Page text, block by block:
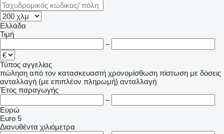
Ελλάδα
Τιμή
–
Τύπος αγγελίας
πώληση από τον κατασκευαστή χρονομίσθωση πίστωση με δόσεις
ανταλλαγή (με επιπλέον πληρωμή) ανταλλαγή
Έτος παραγωγής
–
Ευρώ
Euro 5
Διανυθέντα χιλιόμετρα